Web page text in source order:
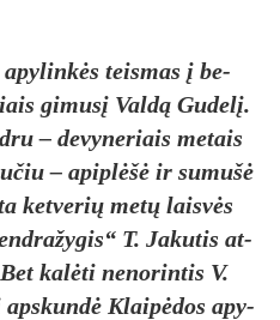
teis­mas į be­
gi­musį Valdą Gu­delį.
– de­vy­ne­riais me­tais
– api­plėšė ir su­mušė
ket­ve­rių metų laisvės
T. Ja­ku­tis at­
kalė­ti ne­no­rin­tis V.
Klaipė­dos apy­